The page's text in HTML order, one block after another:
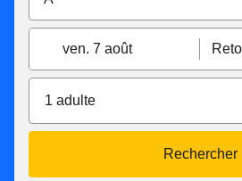
ven. 7 août
1 adulte
Rechercher